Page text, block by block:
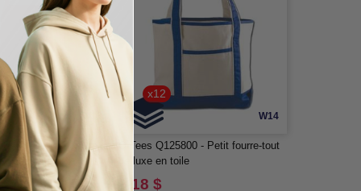
- Tablier de longueur
pochette à 3
W14
x12
Q-Tees Q125800 - Petit fourre-tout
de luxe en toile
9,18 $